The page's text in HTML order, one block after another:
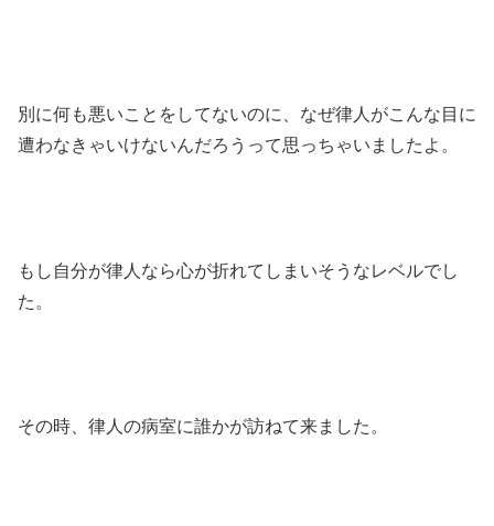
別に何も悪いことをしてないのに、なぜ律人がこんな目に
遭わなきゃいけないんだろうって思っちゃいましたよ。
もし自分が律人なら心が折れてしまいそうなレベルでし
た。
その時、律人の病室に誰かが訪ねて来ました。